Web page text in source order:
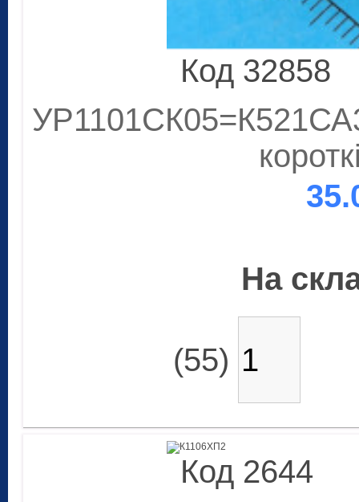
Код 32858
На
(55)
Код 2644